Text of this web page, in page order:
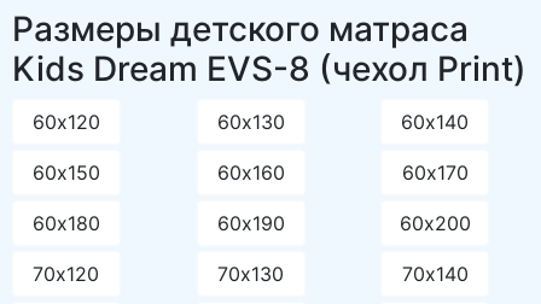
Размеры детского матраса
Kids Dream EVS-8 (чехол Print)
60х120 60х130 60х140
60х150 60х160 60х170
60х180 60х190 60х200
70х120 70х130 70х140